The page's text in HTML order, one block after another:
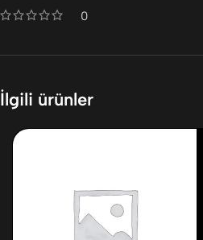
0
İlgili ürünler